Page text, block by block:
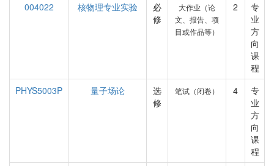
004022
核物理专业实验
必
修
大作业（论
文、报告、项
目或作品等）
2
专
业
方
向
课
程
PHYS5003P
量子场论
选
修
笔试（闭卷） 4
专
业
方
向
课
程